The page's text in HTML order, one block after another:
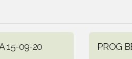
15-09-20 PROG